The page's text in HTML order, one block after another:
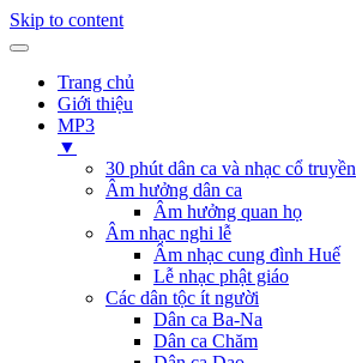
Skip to content
Trang chủ
Giới thiệu
MP3
▼
30 phút dân ca và nhạc cổ truyền
Âm hưởng dân ca
Âm hưởng quan họ
Âm nhạc nghi lễ
Âm nhạc cung đình Huế
Lễ nhạc phật giáo
Các dân tộc ít người
Dân ca Ba-Na
Dân ca Chăm